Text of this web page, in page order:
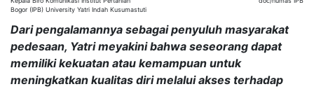
Bogor (IPB) University Yatri Indah Kusumastuti
Dari pengalamannya sebagai penyuluh masyarakat
pedesaan, Yatri meyakini bahwa seseorang dapat
memiliki kekuatan atau kemampuan untuk
meningkatkan kualitas diri melalui akses terhadap